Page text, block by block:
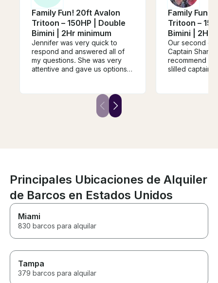
Family Fun! 20ft Avalon
Tritoon – 150HP | Double
Bimini | 2Hr minimum
Jennifer was very quick to
respond and answered all of
my questions. She was very
attentive and gave us options
was awesome! Whenever we
are back in town and looking
for another ride we will
Family Fun!
Tritoon –
Bimini | 2Hr
Our second
Captain Shane
recommend
slilled captain
Thanks again
Principales Ubicaciones de Alquiler
de Barcos en Estados Unidos
Miami
830 barcos para alquilar
Tampa
379 barcos para alquilar